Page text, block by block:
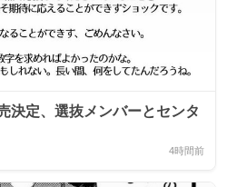
決定、選抜メンバーとセンタ
4時間前